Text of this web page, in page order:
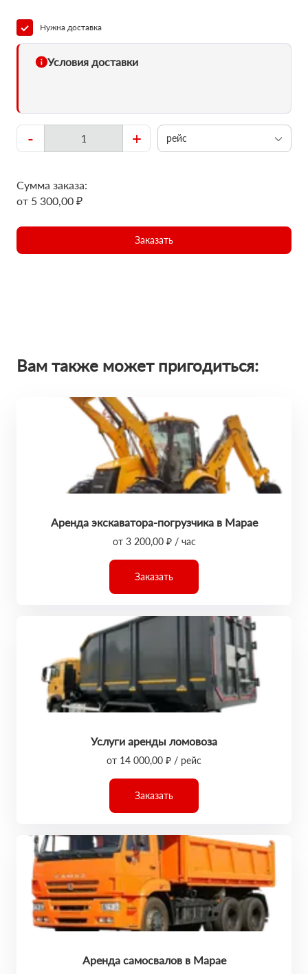
Нужна доставка
Условия доставки
- + рейс
Сумма заказа:
от 5 300,00 ₽
Заказать
Вам также может пригодиться:
Аренда экскаватора-погрузчика в Марае
от 3 200,00 ₽ / час
Заказать
Услуги аренды ломовоза
от 14 000,00 ₽ / рейс
Заказать
Аренда самосвалов в Марае